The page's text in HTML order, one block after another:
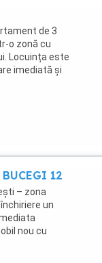
de 3
o zonă cu
Locuința este
imediată și
12
– zona
un
nou cu